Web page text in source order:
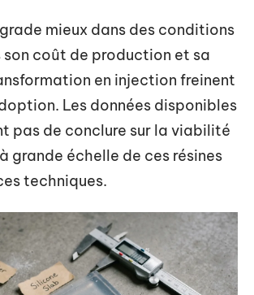
mieux dans des conditions
son coût de production et sa
en injection freinent
Les données disponibles
pas de conclure sur la viabilité
grande échelle de ces résines
techniques.